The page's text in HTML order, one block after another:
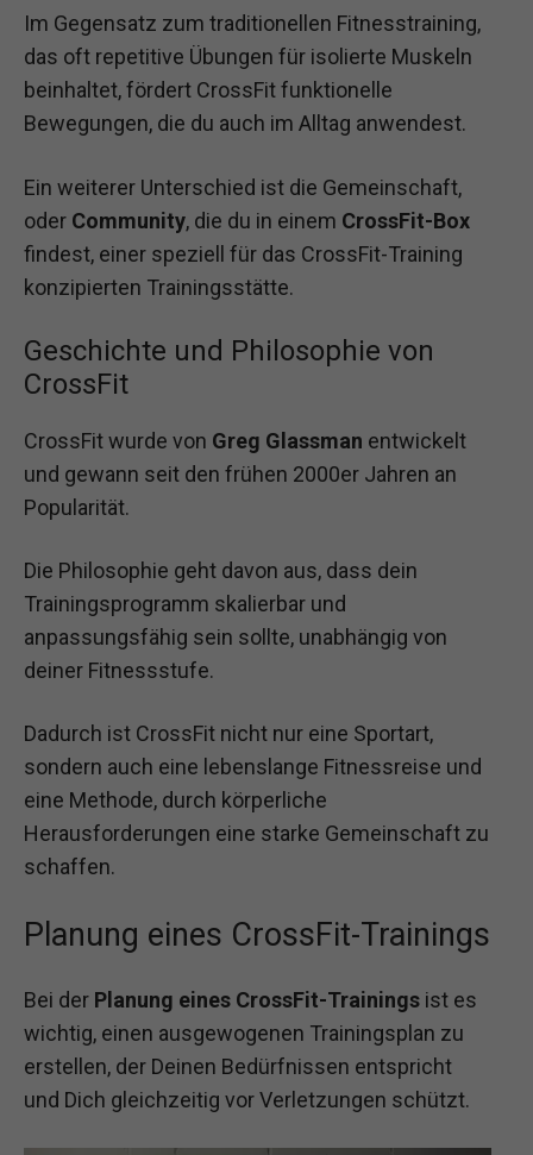
Im Gegensatz zum traditionellen Fitnesstraining,
das oft repetitive Übungen für isolierte Muskeln
beinhaltet, fördert CrossFit funktionelle
Bewegungen, die du auch im Alltag anwendest.
Ein weiterer Unterschied ist die Gemeinschaft,
oder Community, die du in einem CrossFit-Box
findest, einer speziell für das CrossFit-Training
konzipierten Trainingsstätte.
Geschichte und Philosophie von
CrossFit
CrossFit wurde von Greg Glassman entwickelt
und gewann seit den frühen 2000er Jahren an
Popularität.
Die Philosophie geht davon aus, dass dein
Trainingsprogramm skalierbar und
anpassungsfähig sein sollte, unabhängig von
deiner Fitnessstufe.
Dadurch ist CrossFit nicht nur eine Sportart,
sondern auch eine lebenslange Fitnessreise und
eine Methode, durch körperliche
Herausforderungen eine starke Gemeinschaft zu
schaffen.
Planung eines CrossFit-Trainings
Bei der Planung eines CrossFit-Trainings ist es
wichtig, einen ausgewogenen Trainingsplan zu
erstellen, der Deinen Bedürfnissen entspricht
und Dich gleichzeitig vor Verletzungen schützt.